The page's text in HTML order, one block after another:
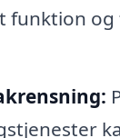
funktion